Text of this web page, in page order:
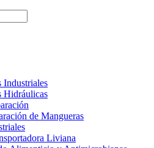
Industriales
Hidráulicas
de Mangueras
Liviana